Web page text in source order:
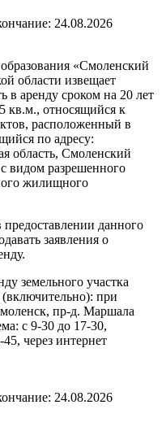
24.08.2026
«Смоленский
области извещает
в аренду сроком на 20 лет
кв.м., относящийся к
расположенный в
по адресу:
область, Смоленский
видом разрешенного
жилищного
данного
заявления о
земельного участка
при
пр-д. Маршала
с 9-30 до 17-30,
через интернет
24.08.2026